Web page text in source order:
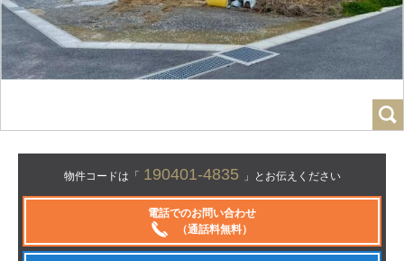
物件コードは「 190401-4835 」とお伝えください
電話でのお問い合わせ
（通話料無料）